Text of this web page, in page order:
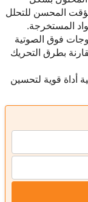
المحسن للتحلل
المستخرجة.
فوق الصوتية
بطرق التحريك
أداة قوية لتحسين